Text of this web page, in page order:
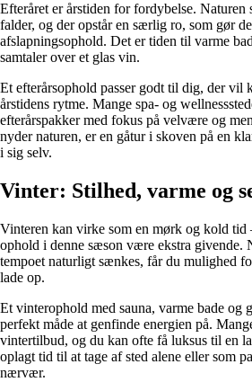
Efteråret er årstiden for fordybelse. Naturen
falder, og der opstår en særlig ro, som gør
afslapningsophold. Det er tiden til varme
samtaler over et glas vin.
Et efterårsophold passer godt til dig, der vil
årstidens rytme. Mange spa- og
efterårspakker med fokus på velvære og
nyder naturen, er en gåtur i skoven på en
i sig selv.
Vinter: Stilhed, varme og
Vinteren kan virke som en mørk og kold tid
ophold i denne sæson være ekstra givende.
tempoet naturligt sænkes, får du mulighed
lade op.
Et vinterophold med sauna, varme bade og
perfekt måde at genfinde energien på.
vintertilbud, og du kan ofte få luksus til en
oplagt tid til at tage af sted alene eller som
nærvær.